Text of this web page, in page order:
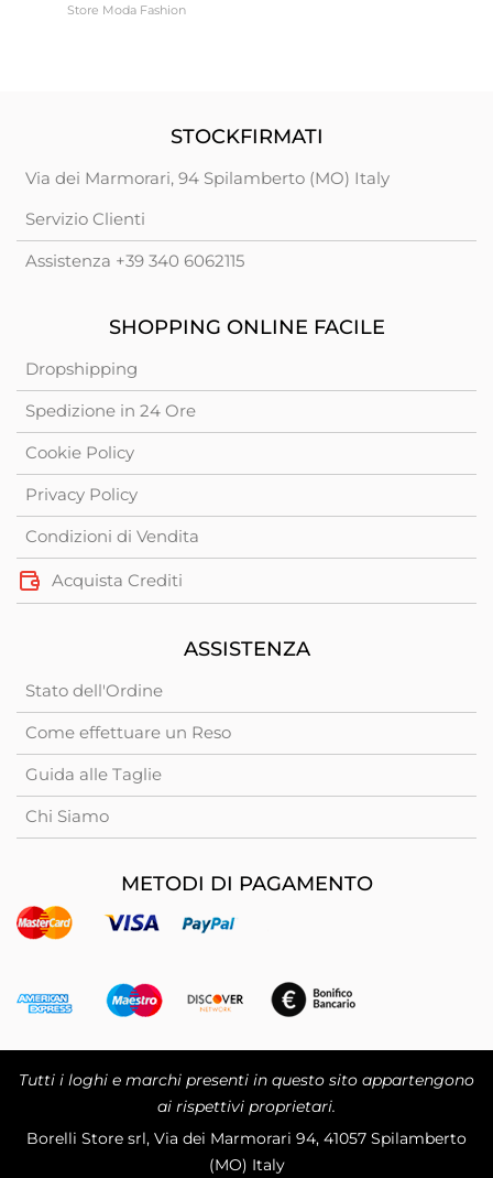
Store Moda Fashion
STOCKFIRMATI
Via dei Marmorari, 94 Spilamberto (MO) Italy
Servizio Clienti
Assistenza +39 340 6062115
SHOPPING ONLINE FACILE
Dropshipping
Spedizione in 24 Ore
Cookie Policy
Privacy Policy
Condizioni di Vendita
Acquista Crediti
ASSISTENZA
Stato dell'Ordine
Come effettuare un Reso
Guida alle Taglie
Chi Siamo
METODI DI PAGAMENTO
Tutti i loghi e marchi presenti in questo sito appartengono
ai rispettivi proprietari.
Borelli Store srl, Via dei Marmorari 94, 41057 Spilamberto
(MO) Italy